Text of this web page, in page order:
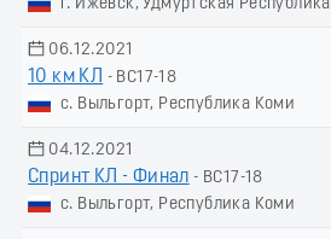
г. Ижевск, Удмуртская Республика
06.12.2021
10 км КЛ
- ВС17-18
с. Выльгорт, Республика Коми
04.12.2021
Спринт КЛ - Финал - ВС17-18
с. Выльгорт, Республика Коми